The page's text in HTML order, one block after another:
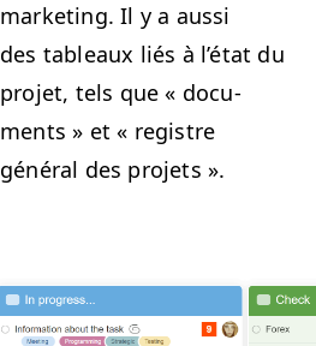
mar­ket­ing. Il y a aussi
des tableaux liés à l’é­tat du
pro­jet, tels que « doc­u­
ments » et « reg­istre
général des projets ».